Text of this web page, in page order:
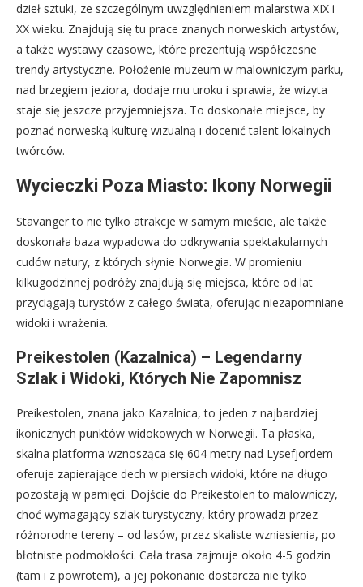
dzieł sztuki, ze szczególnym uwzględnieniem malarstwa XIX i
XX wieku. Znajdują się tu prace znanych norweskich artystów,
a także wystawy czasowe, które prezentują współczesne
trendy artystyczne. Położenie muzeum w malowniczym parku,
nad brzegiem jeziora, dodaje mu uroku i sprawia, że wizyta
staje się jeszcze przyjemniejsza. To doskonałe miejsce, by
poznać norweską kulturę wizualną i docenić talent lokalnych
twórców.
Wycieczki Poza Miasto: Ikony Norwegii
Stavanger to nie tylko atrakcje w samym mieście, ale także
doskonała baza wypadowa do odkrywania spektakularnych
cudów natury, z których słynie Norwegia. W promieniu
kilkugodzinnej podróży znajdują się miejsca, które od lat
przyciągają turystów z całego świata, oferując niezapomniane
widoki i wrażenia.
Preikestolen (Kazalnica) – Legendarny
Szlak i Widoki, Których Nie Zapomnisz
Preikestolen, znana jako Kazalnica, to jeden z najbardziej
ikonicznych punktów widokowych w Norwegii. Ta płaska,
skalna platforma wznosząca się 604 metry nad Lysefjordem
oferuje zapierające dech w piersiach widoki, które na długo
pozostają w pamięci. Dojście do Preikestolen to malowniczy,
choć wymagający szlak turystyczny, który prowadzi przez
różnorodne tereny – od lasów, przez skaliste wzniesienia, po
błotniste podmokłości. Cała trasa zajmuje około 4-5 godzin
(tam i z powrotem), a jej pokonanie dostarcza nie tylko